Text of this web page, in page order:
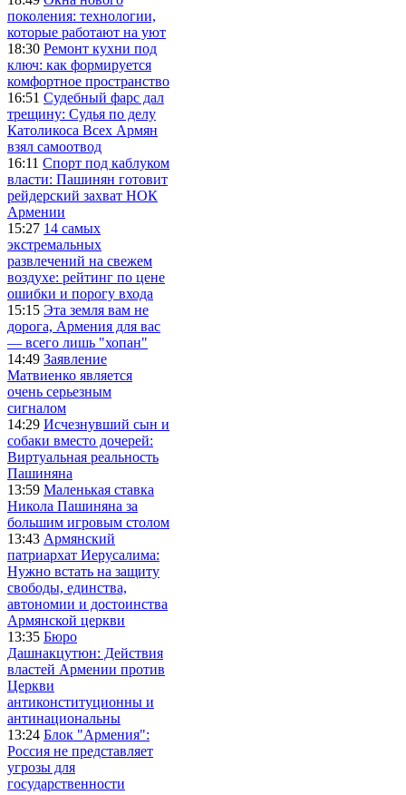
поколения: технологии,
которые работают на уют
18:30 Ремонт кухни под
ключ: как формируется
комфортное пространство
16:51 Судебный фарс дал
трещину: Судья по делу
Католикоса Всех Армян
взял самоотвод
16:11 Спорт под каблуком
власти: Пашинян готовит
рейдерский захват НОК
Армении
15:27 14 самых
экстремальных
развлечений на свежем
воздухе: рейтинг по цене
ошибки и порогу входа
15:15 Эта земля вам не
дорога, Армения для вас
— всего лишь "хопан"
14:49 Заявление
Матвиенко является
очень серьезным
сигналом
14:29 Исчезнувший сын и
собаки вместо дочерей:
Виртуальная реальность
Пашиняна
13:59 Маленькая ставка
Никола Пашиняна за
большим игровым столом
13:43 Армянский
патриархат Иерусалима:
Нужно встать на защиту
свободы, единства,
автономии и достоинства
Армянской церкви
13:35 Бюро
Дашнакцутюн: Действия
властей Армении против
Церкви
антиконституционны и
антинациональны
13:24 Блок "Армения":
Россия не представляет
угрозы для
государственности